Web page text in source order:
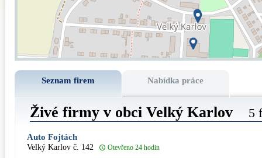
Seznam firem Nabídka práce
Živé firmy v obci Velký Karlov 5
Auto Fojtách
Velký Karlov č. 142 Otevřeno 24 hodin